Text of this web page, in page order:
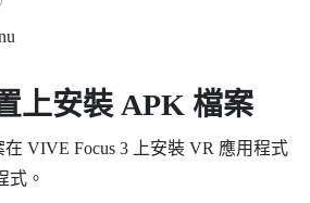
上安裝 APK 檔案
在 VIVE Focus 3 上安裝 VR 應用程式
式。